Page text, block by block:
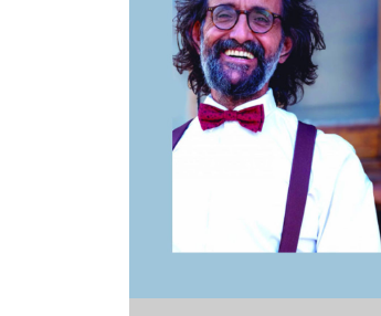
Hoy
Plan Finde